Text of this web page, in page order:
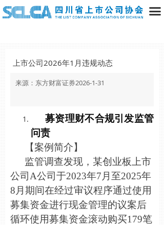
끀
上市公司2026年1月违规动态
募资理财不合规引发监管
问责
【案例简介】
监管调查发现，某创业板上市
公司A公司于2023年7月至2025年
8月期间在经过审议程序通过使用
募集资金进行现金管理的议案后
循环使用募集资金滚动购买179笔
来源：东方财富证券2026-1-31